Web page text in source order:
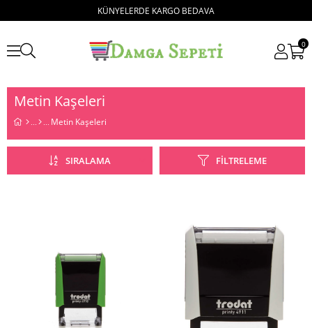
KÜNYELERDE KARGO BEDAVA
0
Metin Kaşeleri
Metin Kaşeleri
FILTRELEME
SIRALAMA